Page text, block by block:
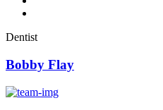
Dentist
Bobby Flay